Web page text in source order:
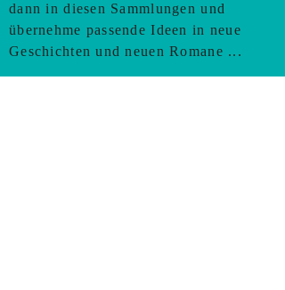
dann in diesen Sammlungen und
übernehme passende Ideen in neue
Geschichten und neuen Romane ...